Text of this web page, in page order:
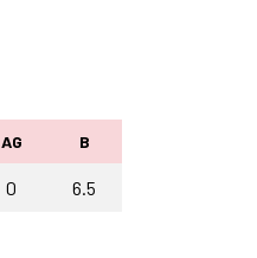
AG B
0 6.5